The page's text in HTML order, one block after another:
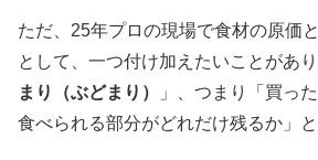
ただ、25年プロの現場で食材の原価
として、一つ付け加えたいことがあ
まり（ぶどまり）
」、つまり「買っ
食べられる部分がどれだけ残るか」と